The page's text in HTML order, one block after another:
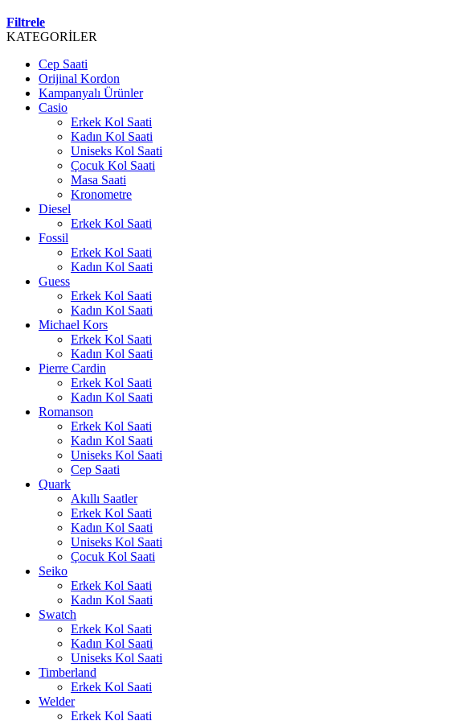
Filtrele
KATEGORİLER
Cep Saati
Orijinal Kordon
Kampanyalı Ürünler
Casio
Erkek Kol Saati
Kadın Kol Saati
Uniseks Kol Saati
Çocuk Kol Saati
Masa Saati
Kronometre
Diesel
Erkek Kol Saati
Fossil
Erkek Kol Saati
Kadın Kol Saati
Guess
Erkek Kol Saati
Kadın Kol Saati
Michael Kors
Erkek Kol Saati
Kadın Kol Saati
Pierre Cardin
Erkek Kol Saati
Kadın Kol Saati
Romanson
Erkek Kol Saati
Kadın Kol Saati
Uniseks Kol Saati
Cep Saati
Quark
Akıllı Saatler
Erkek Kol Saati
Kadın Kol Saati
Uniseks Kol Saati
Çocuk Kol Saati
Seiko
Erkek Kol Saati
Kadın Kol Saati
Swatch
Erkek Kol Saati
Kadın Kol Saati
Uniseks Kol Saati
Timberland
Erkek Kol Saati
Welder
Erkek Kol Saati